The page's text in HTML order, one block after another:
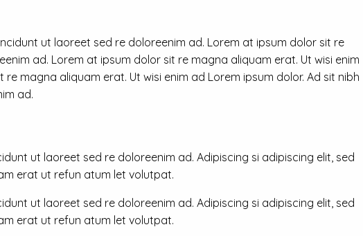
ut laoreet sed re doloreenim ad. Lorem at ipsum dolor sit re
ad. Lorem at ipsum dolor sit re magna aliquam erat. Ut wisi enim
magna aliquam erat. Ut wisi enim ad Lorem ipsum dolor. Ad sit nibh
ad.
ut laoreet sed re doloreenim ad. Adipiscing si adipiscing elit, sed
erat ut refun atum let volutpat.
ut laoreet sed re doloreenim ad. Adipiscing si adipiscing elit, sed
erat ut refun atum let volutpat.